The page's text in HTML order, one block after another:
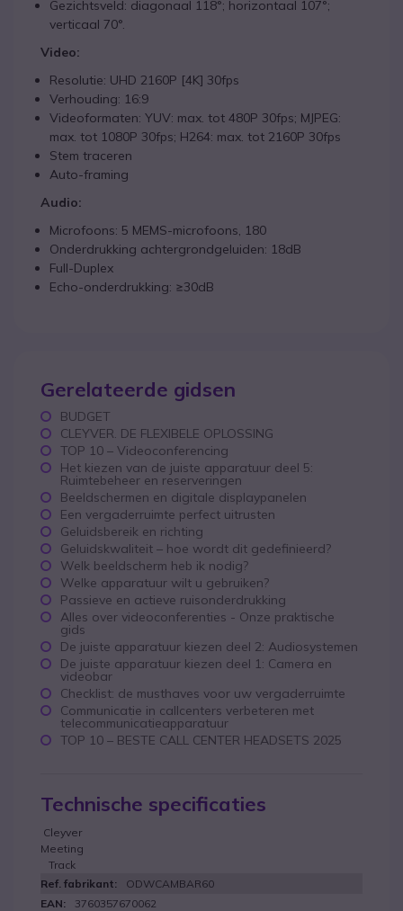
Gezichtsveld: diagonaal 118°; horizontaal 107°;
verticaal 70°.
Video:
Resolutie: UHD 2160P [4K] 30fps
Verhouding: 16:9
Videoformaten: YUV: max. tot 480P 30fps; MJPEG:
max. tot 1080P 30fps; H264: max. tot 2160P 30fps
Stem traceren
Auto-framing
Audio:
Microfoons: 5 MEMS-microfoons, 180
Onderdrukking achtergrondgeluiden: 18dB
Full-Duplex
Echo-onderdrukking: ≥30dB
Gerelateerde gidsen
BUDGET
CLEYVER. DE FLEXIBELE OPLOSSING
TOP 10 – Videoconferencing
Het kiezen van de juiste apparatuur deel 5:
Ruimtebeheer en reserveringen
Beeldschermen en digitale displaypanelen
Een vergaderruimte perfect uitrusten
Geluidsbereik en richting
Geluidskwaliteit – hoe wordt dit gedefinieerd?
Welk beeldscherm heb ik nodig?
Welke apparatuur wilt u gebruiken?
Passieve en actieve ruisonderdrukking
Alles over videoconferenties - Onze praktische
gids
De juiste apparatuur kiezen deel 2: Audiosystemen
De juiste apparatuur kiezen deel 1: Camera en
videobar
Checklist: de musthaves voor uw vergaderruimte
Communicatie in callcenters verbeteren met
telecommunicatieapparatuur
TOP 10 – BESTE CALL CENTER HEADSETS 2025
Technische specificaties
Cleyver
Meeting
Track
ODWCAMBAR60
3760357670062